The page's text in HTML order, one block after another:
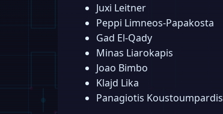
Juxi Leitner
Peppi Limneos-Papakosta
Gad El-Qady
Minas Liarokapis
Joao Bimbo
Klajd Lika
Panagiotis Koustoumpardis